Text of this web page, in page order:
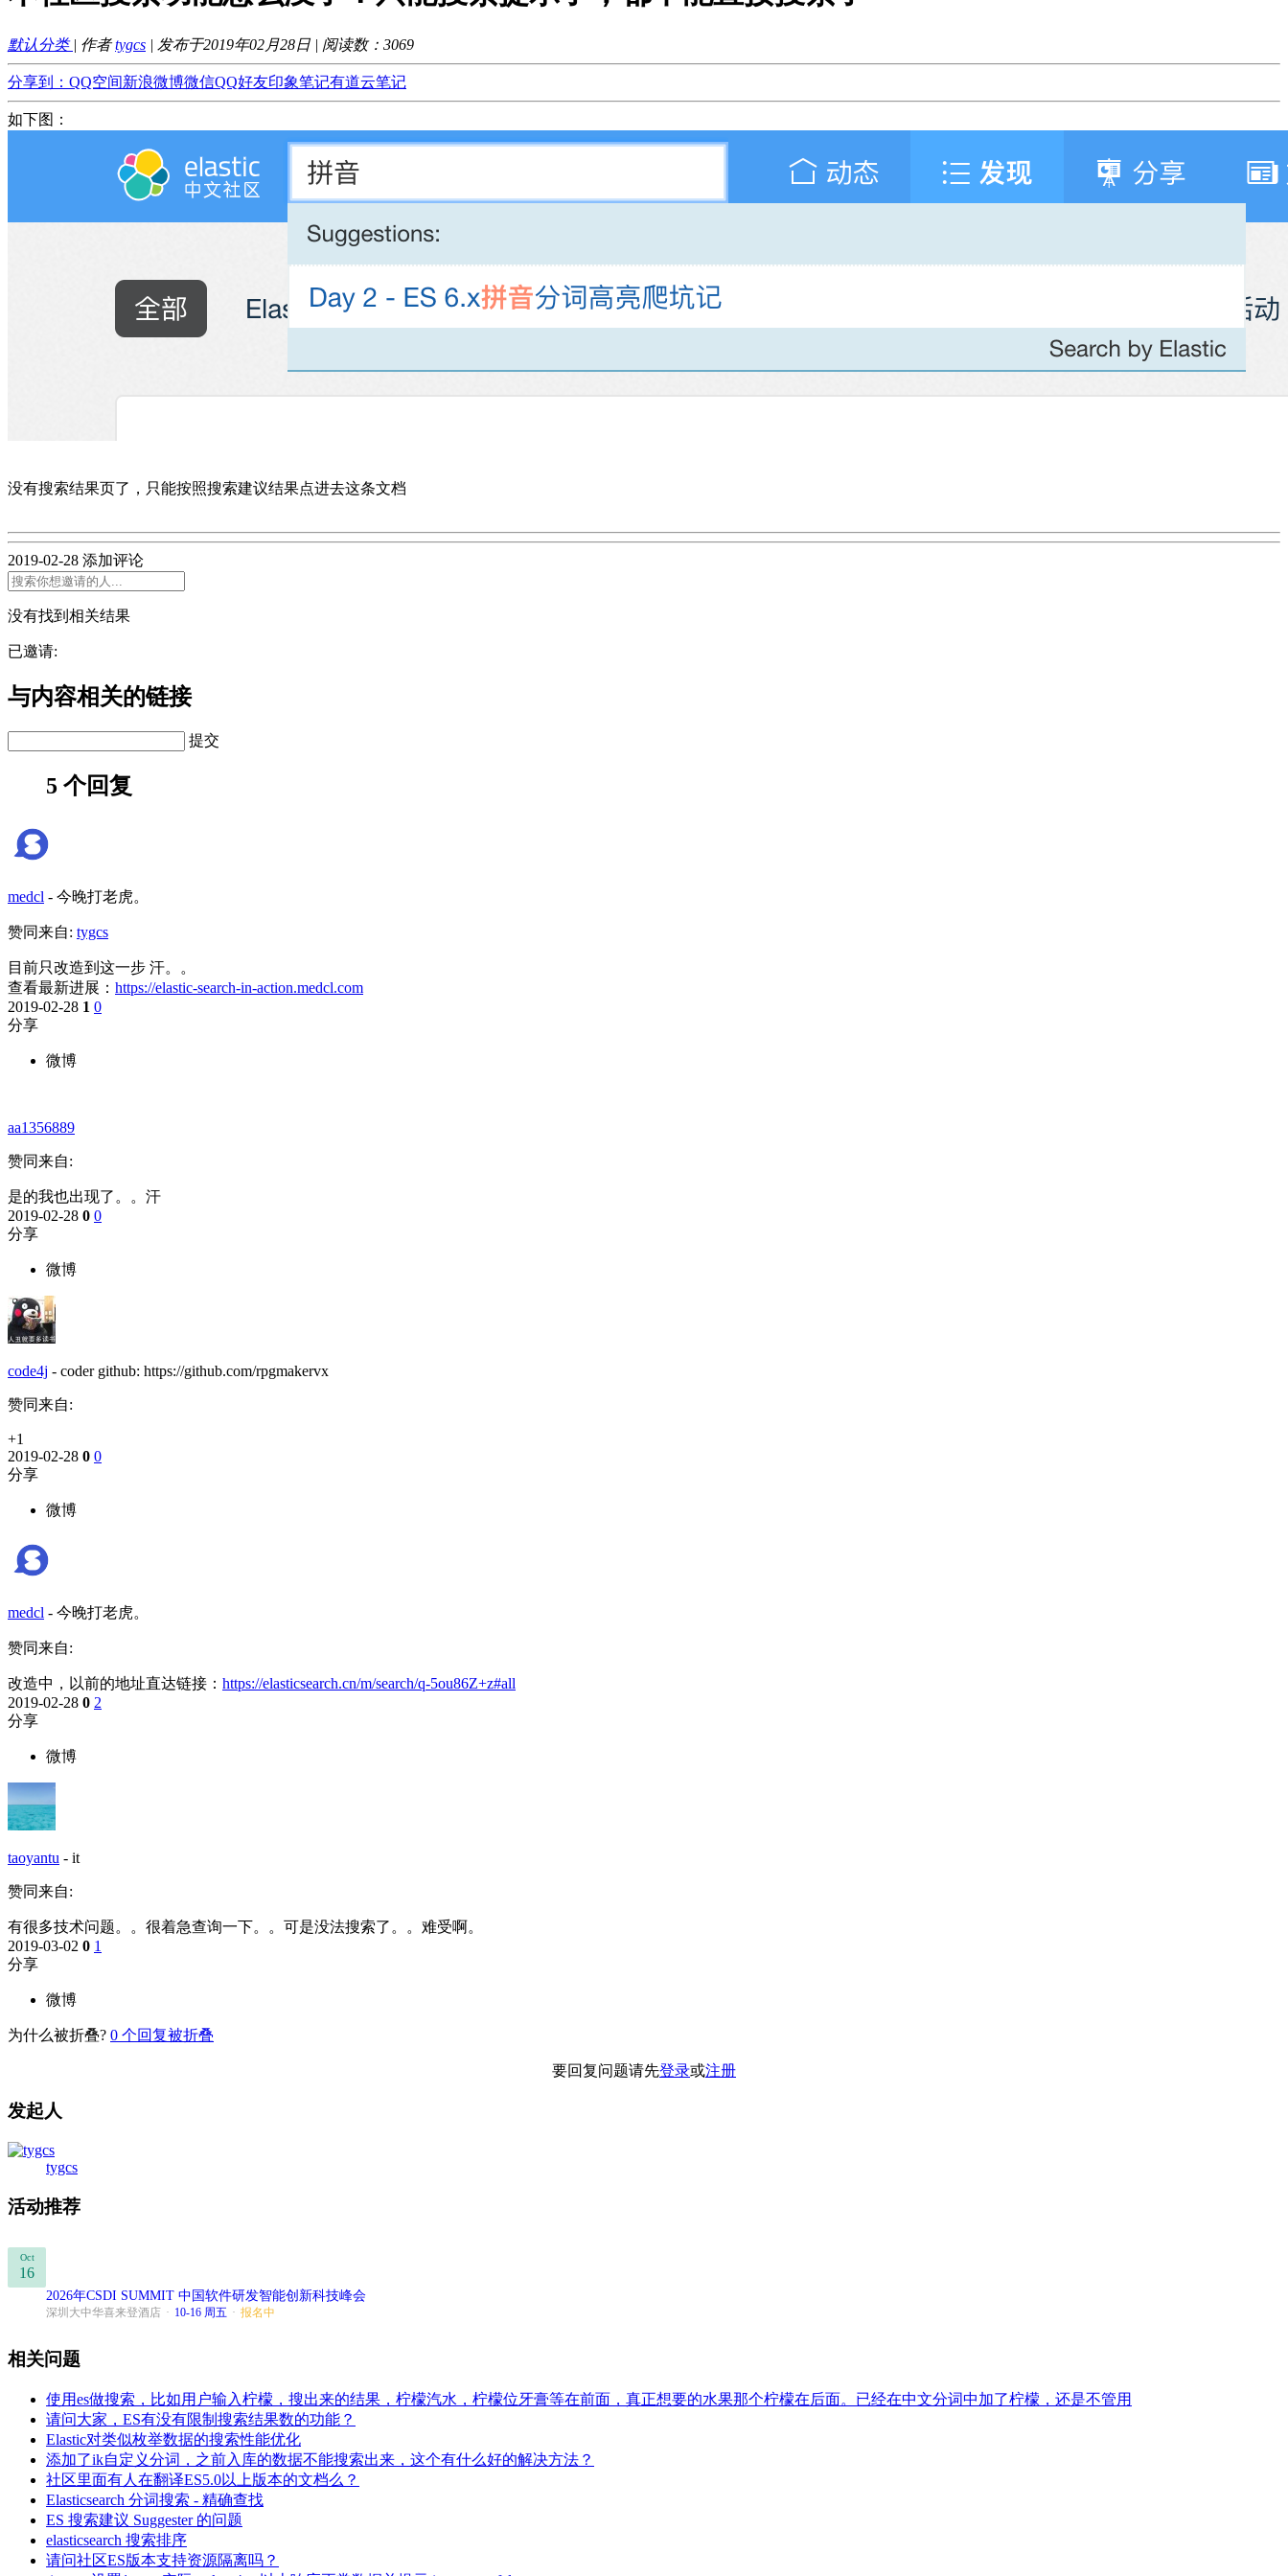
默认分类 | 作者tygcs | 发布于2019年02月28日 | 阅读数： 3069
分享到： QQ空间新浪微博微信QQ好友印象笔记有道云笔记
如下图：
没有搜索结果页了，只能按照搜索建议结果点进去这条文档
2019-02-28 添加评论
没有找到相关结果
已邀请:
与内容相关的链接
提交
5 个回复
medcl - 今晚打老虎。
赞同来自: tygcs
目前只改造到这一步 汗。。
查看最新进展： https://elastic-search-in-action.medcl.com
2019-02-28 1 0
分享
微博
aa1356889
赞同来自:
是的我也出现了。。汗
2019-02-28 0 0
分享
微博
code4j - coder github: https://github.com/rpgmakervx
赞同来自:
+1
2019-02-28 0 0
分享
微博
medcl - 今晚打老虎。
赞同来自:
改造中，以前的地址直达链接： https://elasticsearch.cn/m/search/q-5ou86Z+z#all
2019-02-28 0 2
分享
微博
taoyantu - it
赞同来自:
有很多技术问题。。很着急查询一下。。可是没法搜索了。。难受啊。
2019-03-02 0 1
分享
微博
为什么被折叠? 0 个回复被折叠
要回复问题请先登录或注册
发起人
tygcs
活动推荐
Oct
16
2026年CSDI SUMMIT 中国软件研发智能创新科技峰会
深圳大中华喜来登酒店 · 10-16 周五 · 报名中
相关问题
使用es做搜索，比如用户输入柠檬，搜出来的结果，柠檬汽水，柠檬位牙膏等在前面，真正想要的水果那个柠檬在后面。已经在中文分词中加了柠檬，还是不管用
请问大家，ES有没有限制搜索结果数的功能？
Elastic对类似枚举数据的搜索性能优化
添加了ik自定义分词，之前入库的数据不能搜索出来，这个有什么好的解决方法？
社区里面有人在翻译ES5.0以上版本的文档么？
Elasticsearch 分词搜索 - 精确查找
ES 搜索建议 Suggester 的问题
elasticsearch 搜索排序
请问社区ES版本支持资源隔离吗？